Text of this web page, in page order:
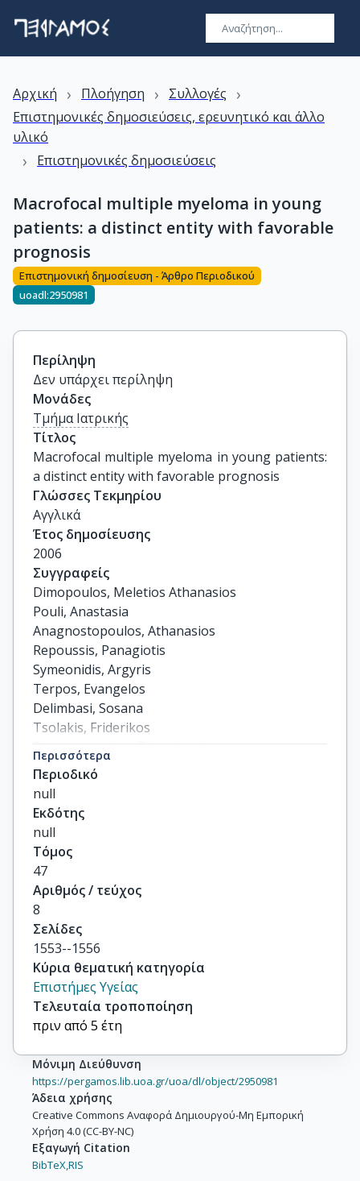
Αρχική › Πλοήγηση › Συλλογές ›
Επιστημονικές δημοσιεύσεις, ερευνητικό και άλλο
υλικό
› Επιστημονικές δημοσιεύσεις
Macrofocal multiple myeloma in young
patients: a distinct entity with favorable
prognosis
Επιστημονική δημοσίευση - Άρθρο Περιοδικού
uoadl:2950981
Περίληψη
Δεν υπάρχει περίληψη
Μονάδες
Τμήμα Ιατρικής
Τίτλος
Macrofocal multiple myeloma in young patients:
a distinct entity with favorable prognosis
Γλώσσες Τεκμηρίου
Αγγλικά
Έτος δημοσίευσης
2006
Συγγραφείς
Dimopoulos, Meletios Athanasios
Pouli, Anastasia
Anagnostopoulos, Athanasios
Repoussis, Panagiotis
Symeonidis, Argyris
Terpos, Evangelos
Delimbasi, Sosana
Tsolakis, Friderikos
Economopoulos, Theophanis
Zervas, Constantinos
Περισσότερα
Περιοδικό
null
Εκδότης
null
Τόμος
47
Αριθμός / τεύχος
8
Σελίδες
1553--1556
Κύρια θεματική κατηγορία
Επιστήμες Υγείας
Τελευταία τροποποίηση
πριν από 5 έτη
Μόνιμη Διεύθυνση
https://pergamos.lib.uoa.gr/uoa/dl/object/2950981
Άδεια χρήσης
Creative Commons Αναφορά Δημιουργού-Μη Εμπορική
Χρήση 4.0 (CC-BY-NC)
Εξαγωγή Citation
BibTeX,RIS